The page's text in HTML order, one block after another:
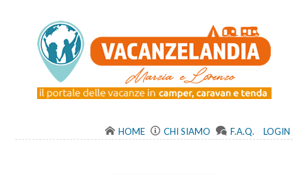
HOME CHI SIAMO F.A.Q. LOGIN